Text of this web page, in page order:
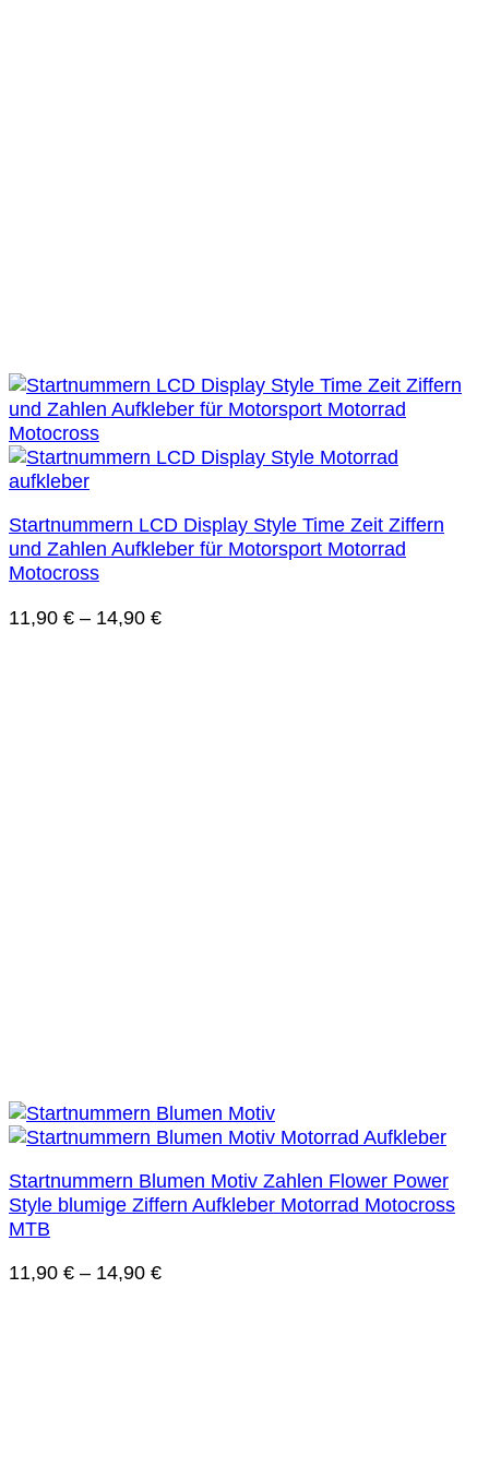
Startnummern LCD Display Style Time Zeit Ziffern
und Zahlen Aufkleber für Motorsport Motorrad
Motocross
11,90 € – 14,90 €
Startnummern Blumen Motiv Zahlen Flower Power
Style blumige Ziffern Aufkleber Motorrad Motocross
MTB
11,90 € – 14,90 €